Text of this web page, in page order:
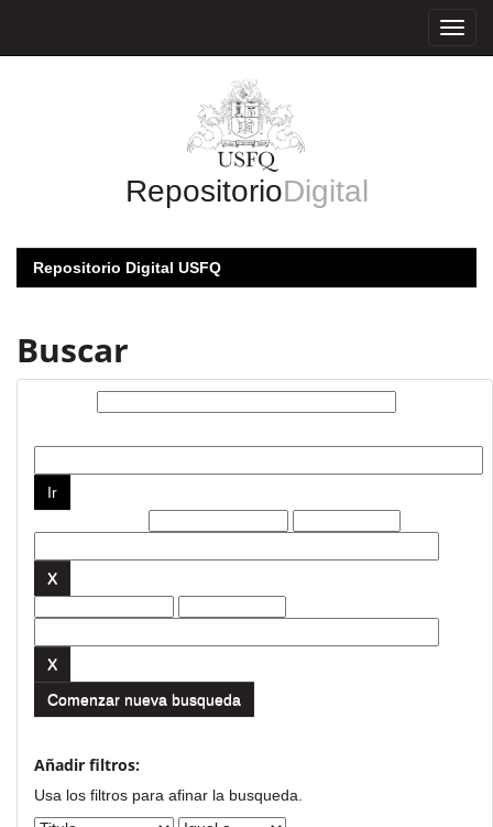
RepositorioDigital
Repositorio Digital USFQ
Buscar
Comenzar nueva busqueda
Añadir filtros:
Usa los filtros para afinar la busqueda.